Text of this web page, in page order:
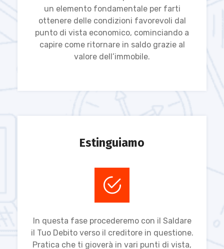
un elemento fondamentale per farti
ottenere delle condizioni favorevoli dal
punto di vista economico, cominciando a
capire come ritornare in saldo grazie al
valore dell’immobile.
Estinguiamo
In questa fase procederemo con il Saldare
il Tuo Debito verso il creditore in questione.
Pratica che ti gioverà in vari punti di vista,